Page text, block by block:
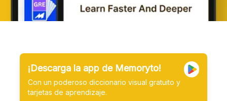
¡Descarga la app de Memoryto!
Con un poderoso diccionario visual gratuito y
tarjetas de aprendizaje.